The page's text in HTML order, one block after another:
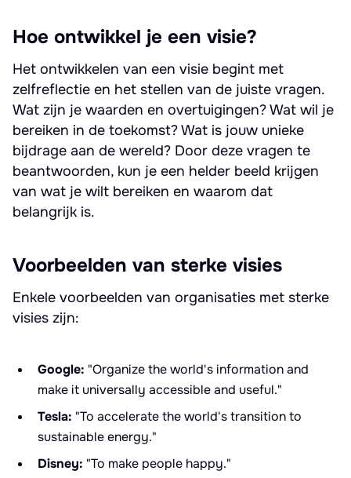
Hoe ontwikkel je een visie?
Het ontwikkelen van een visie begint met
zelfreflectie en het stellen van de juiste vragen.
Wat zijn je waarden en overtuigingen? Wat wil je
bereiken in de toekomst? Wat is jouw unieke
bijdrage aan de wereld? Door deze vragen te
beantwoorden, kun je een helder beeld krijgen
van wat je wilt bereiken en waarom dat
belangrijk is.
Voorbeelden van sterke visies
Enkele voorbeelden van organisaties met sterke
visies zijn:
Google: "Organize the world's information and
make it universally accessible and useful."
Tesla: "To accelerate the world's transition to
sustainable energy."
Disney: "To make people happy."